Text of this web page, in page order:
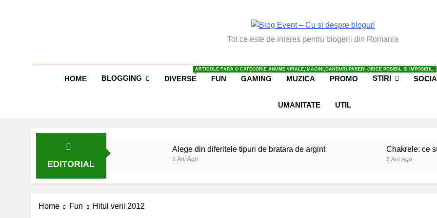
Blog Event – Cu Si Despre
Tot ce este de interes pentru blogerii din Romania
HOME BLOGGING DIVERSE
ARTICOLE FARA O CATEGORIE ANUME.VIRALE,IMAGINI,GANDURI,PARERI ORICE POSIBIL SI IMPOSIBIL.
FUN GAMING MUZICA PROMO STIRI
UMANITATE UTIL
EDITORIAL
Alege din diferitele tipuri de bratara de argint
5 Ani Ago
Chakrele: ce
5 Ani Ago
6 Ani Ago 6 Ani Ago
Home Fun Hitul verii 2012